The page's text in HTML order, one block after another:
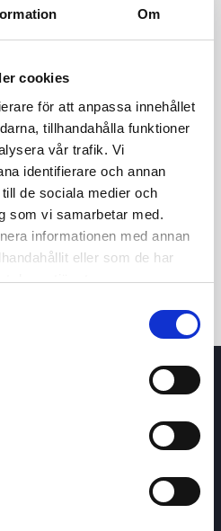
Om
cookies
för att anpassa innehållet
tillhandahålla funktioner
vår trafik. Vi
identifierare och annan
de sociala medier och
som vi samarbetar med.
informationen med annan
eller som de har
deras tjänster.
1m 3m 1y 5y
Trade